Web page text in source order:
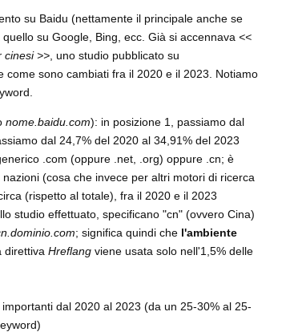
su Baidu (nettamente il principale anche se
su Google, Bing, ecc. Già si accennava <<
cinesi >> , uno studio pubblicato su
come sono cambiati fra il 2020 e il 2023. Notiamo
nome.baidu.com): in posizione 1, passiamo dal
dal 24,7% del 2020 al 34,91% del 2023
.com (oppure .net, .org) oppure .cn; è
(cosa che invece per altri motori di ricerca
(rispetto al totale), fra il 2020 e il 2023
studio effettuato, specificano "cn" (ovvero Cina)
; significa quindi che l'ambiente
direttiva Hreflang viene usata solo nell'1,5% delle
dal 2020 al 2023 (da un 25-30% al 25-